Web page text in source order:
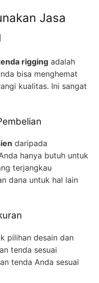
Jasa
rigging adalah
bisa menghemat
kualitas. Ini sangat
daripada
hanya butuh untuk
terjangkau
dana untuk hal lain
pilihan desain dan
tenda sesuai
tenda Anda sesuai